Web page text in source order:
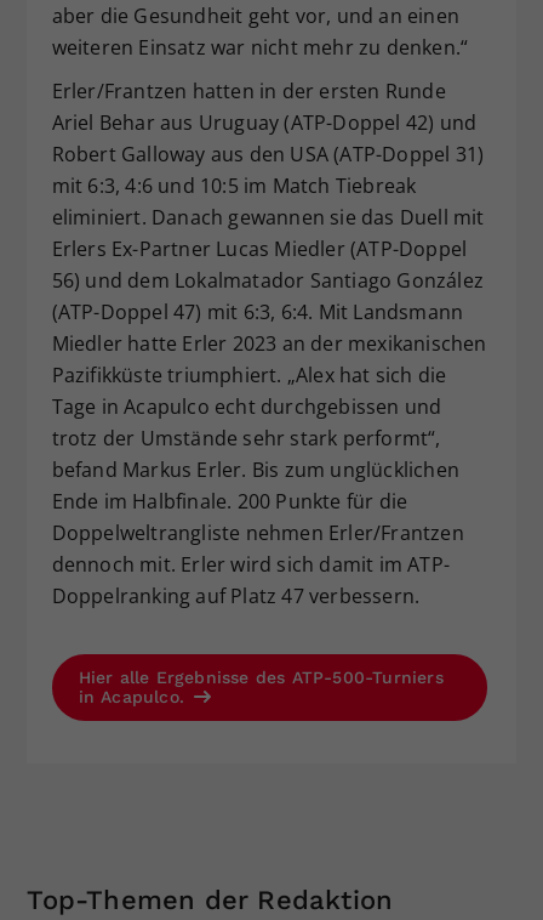
aber die Gesundheit geht vor, und an einen
weiteren Einsatz war nicht mehr zu denken.“
Erler/Frantzen hatten in der ersten Runde
Ariel Behar aus Uruguay (ATP-Doppel 42) und
Robert Galloway aus den USA (ATP-Doppel 31)
mit 6:3, 4:6 und 10:5 im Match Tiebreak
eliminiert. Danach gewannen sie das Duell mit
Erlers Ex-Partner Lucas Miedler (ATP-Doppel
56) und dem Lokalmatador Santiago González
(ATP-Doppel 47) mit 6:3, 6:4. Mit Landsmann
Miedler hatte Erler 2023 an der mexikanischen
Pazifikküste triumphiert. „Alex hat sich die
Tage in Acapulco echt durchgebissen und
trotz der Umstände sehr stark performt“,
befand Markus Erler. Bis zum unglücklichen
Ende im Halbfinale. 200 Punkte für die
Doppelweltrangliste nehmen Erler/Frantzen
dennoch mit. Erler wird sich damit im ATP-
Doppelranking auf Platz 47 verbessern.
Hier alle Ergebnisse des ATP-500-Turniers
in Acapulco.
Top-Themen der Redaktion